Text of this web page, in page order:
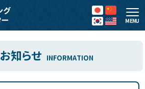
MENU
お知らせ INFORMATION